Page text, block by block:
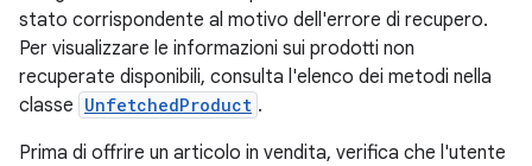
stato corrispondente al motivo dell'errore di recupero.
Per visualizzare le informazioni sui prodotti non
recuperate disponibili, consulta l'elenco dei metodi nella
classe UnfetchedProduct .
Prima di offrire un articolo in vendita, verifica che l'utente